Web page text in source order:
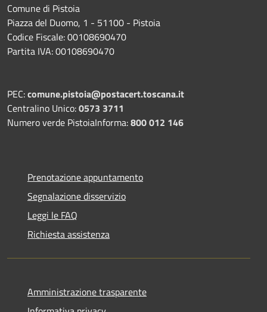
Comune di Pistoia
Piazza del Duomo, 1 - 51100 - Pistoia
Codice Fiscale: 00108690470
Partita IVA: 00108690470
PEC:comune.pistoia@postacert.toscana.it
Centralino Unico:0573 3711
Numero verde PistoiaInforma:800 012 146
Prenotazione appuntamento
Segnalazione disservizio
Leggi le FAQ
Richiesta assistenza
Amministrazione trasparente